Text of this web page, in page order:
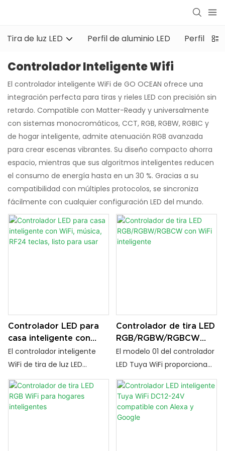
Tira de luz LED Perfil de aluminio LED Perfil de
Controlador Inteligente Wifi
El controlador inteligente WiFi de GO OCEAN ofrece una
integración perfecta para tiras y rieles LED con precisión sin
retardo. Compatible con Matter-Ready y universalmente
con sistemas monocromáticos, CCT, RGB, RGBW, RGBIC y
de hogar inteligente, admite atenuación RGB avanzada
para crear escenas vibrantes. Su diseño compacto ahorra
espacio, mientras que sus algoritmos inteligentes reducen
el consumo de energía hasta en un 30 %. Gracias a su
compatibilidad con múltiples protocolos, se sincroniza
fácilmente con cualquier configuración LED del mundo.
Controlador LED para
casa inteligente con
WiFi, música, RF24
teclas, listo para usar
El controlador inteligente
WiFi de tira de luz LED
admite entrada DC5–24 V,
múltiples opciones de salida,
control remoto Tuya WiFi +
Controlador de tira LED
RGB/RGBW/RGBCW
con WiFi inteligente
El modelo 01 del controlador
LED Tuya WiFi proporciona
un control perfecto de la
iluminación del hogar
inteligente sin un control
remoto. Compatible con